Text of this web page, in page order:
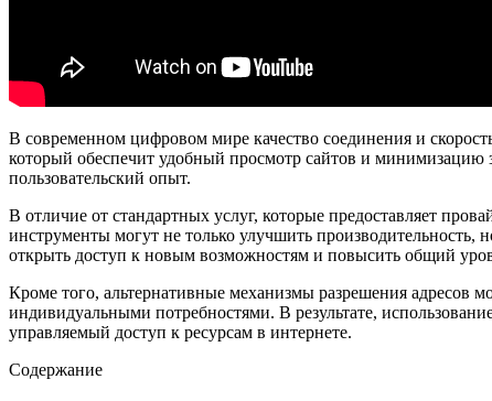
В современном цифровом мире качество соединения и
который обеспечит удобный просмотр сайтов и минимизацию
пользовательский опыт.
В отличие от стандартных услуг, которые предоставляет
инструменты могут не только улучшить
открыть доступ к новым возможностям и повысить общий
Кроме того, альтернативные механизмы разрешения адресов
индивидуальными потребностями. В результате,
управляемый доступ к ресурсам в интернете.
Содержание